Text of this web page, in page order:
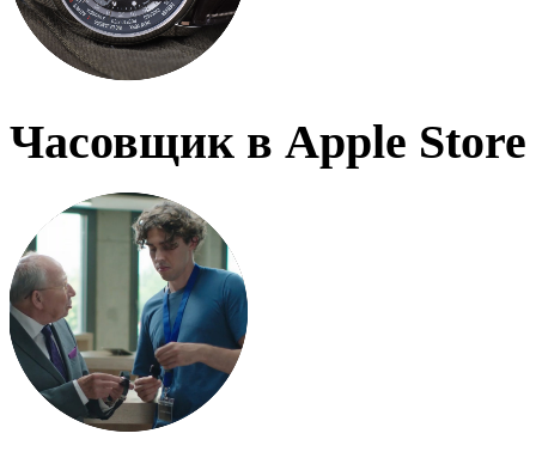
Часовщик в Apple Store